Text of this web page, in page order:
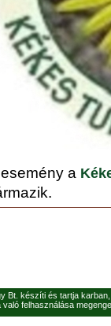
a
Bt. készíti és tartja
felhasználása